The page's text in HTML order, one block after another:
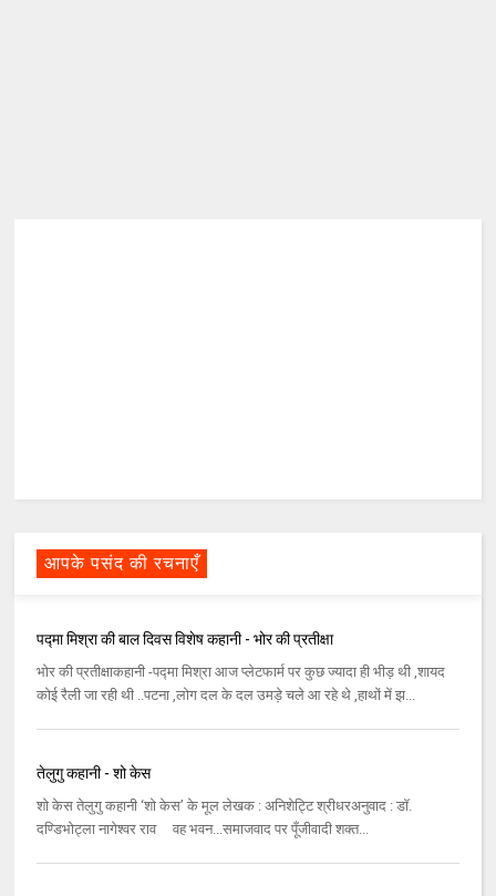
आपके पसंद की रचनाएँ
पद्मा मिश्रा की बाल दिवस विशेष कहानी - भोर की प्रतीक्षा
भोर की प्रतीक्षाकहानी -पद्मा मिश्रा आज प्लेटफार्म पर कुछ ज्यादा ही भीड़ थी ,शायद
कोई रैली जा रही थी ..पटना ,लोग दल के दल उमड़े चले आ रहे थे ,हाथों में झ...
तेलुगु कहानी - शो केस
शो केस तेलुगु कहानी ‘शो केस’ के मूल लेखक : अनिशेट्टि श्रीधरअनुवाद : डॉ.
दण्डिभोट्ला नागेश्वर राव वह भवन...समाजवाद पर पूँजीवादी शक्त...